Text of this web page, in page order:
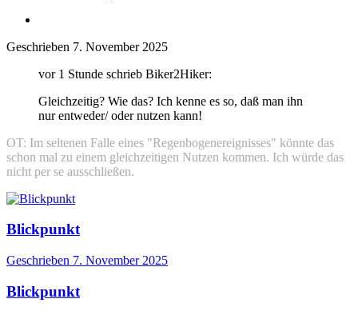
Geschrieben 7. November 2025
vor 1 Stunde schrieb Biker2Hiker:
Gleichzeitig? Wie das? Ich kenne es so, daß man ihn
nur entweder/ oder nutzen kann!
OT: Im seltenen Falle eines "Regenbogenereignisses" könnte das
schon mal zu einem gleichzeitigen Nutzen kommen. Ich würde das
nicht per se ausschließen.
Blickpunkt
Geschrieben 7. November 2025
Blickpunkt